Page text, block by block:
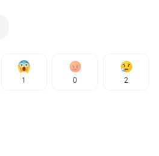
1 0 2